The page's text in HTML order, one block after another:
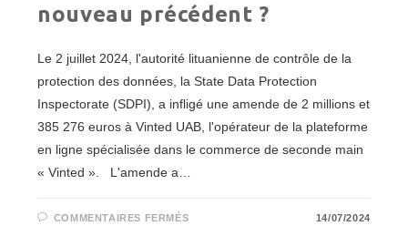
nouveau précédent ?
Le 2 juillet 2024, l'autorité lituanienne de contrôle de la
protection des données, la State Data Protection
Inspectorate (SDPI), a infligé une amende de 2 millions et
385 276 euros à Vinted UAB, l'opérateur de la plateforme
en ligne spécialisée dans le commerce de seconde main
« Vinted ». L'amende a…
COMMENTAIRES FERMÉSSUR
14/07/2024